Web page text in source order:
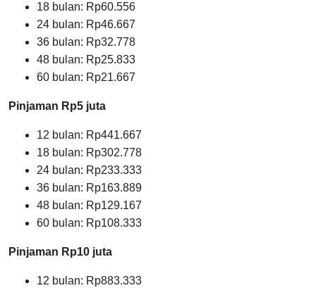
18 bulan: Rp60.556
24 bulan: Rp46.667
36 bulan: Rp32.778
48 bulan: Rp25.833
60 bulan: Rp21.667
Pinjaman Rp5 juta
12 bulan: Rp441.667
18 bulan: Rp302.778
24 bulan: Rp233.333
36 bulan: Rp163.889
48 bulan: Rp129.167
60 bulan: Rp108.333
Pinjaman Rp10 juta
12 bulan: Rp883.333